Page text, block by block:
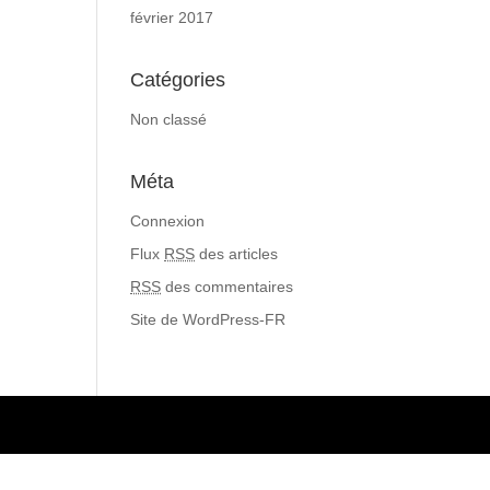
février 2017
Catégories
Non classé
Méta
Connexion
Flux RSS des articles
RSS des commentaires
Site de WordPress-FR